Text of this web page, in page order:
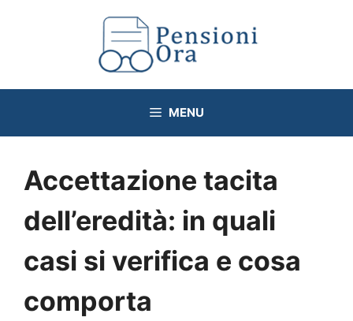
MENU
Accettazione tacita
dell’eredità: in quali
casi si verifica e cosa
comporta